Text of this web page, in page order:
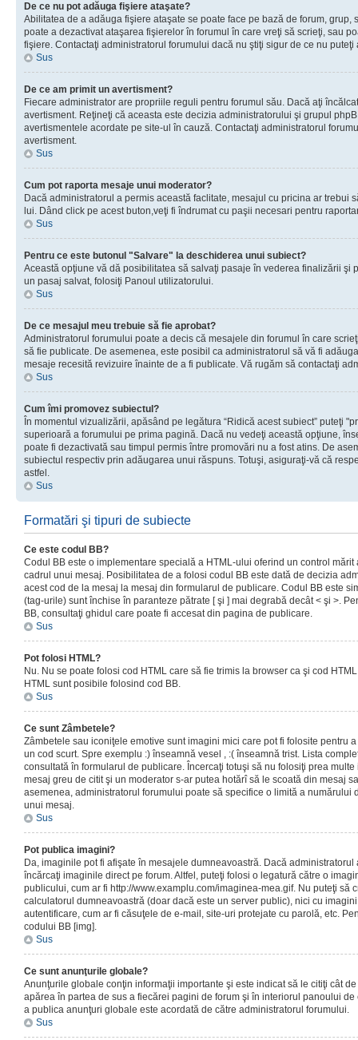
De ce nu pot adăuga fişiere ataşate?
Abilitatea de a adăuga fişiere ataşate se poate face pe bază de forum, grup,
poate a dezactivat ataşarea fişierelor în forumul în care vreţi să scrieţi, sau
fişiere. Contactaţi administratorul forumului dacă nu ştiţi sigur de ce nu
Sus
De ce am primit un avertisment?
Fiecare administrator are propriile reguli pentru forumul său. Dacă aţi
avertisment. Reţineţi că aceasta este decizia administratorului şi grupul
avertismentele acordate pe site-ul în cauză. Contactaţi administratorul
avertisment.
Sus
Cum pot raporta mesaje unui moderator?
Dacă administratorul a permis această faclitate, mesajul cu pricina ar trebui
lui. Dând click pe acest buton,veţi fi îndrumat cu paşii necesari pentru
Sus
Pentru ce este butonul "Salvare" la deschiderea unui subiect?
Această opţiune vă dă posibilitatea să salvaţi pasaje în vederea finalizării şi
un pasaj salvat, folosiţi Panoul utilizatorului.
Sus
De ce mesajul meu trebuie să fie aprobat?
Administratorul forumului poate a decis că mesajele din forumul în care
să fie publicate. De asemenea, este posibil ca administratorul să vă fi
mesaje recesită revizuire înainte de a fi publicate. Vă rugăm să contactaţi
Sus
Cum îmi promovez subiectul?
În momentul vizualizării, apăsând pe legătura “Ridică acest subiect” puteţi
superioară a forumului pe prima pagină. Dacă nu vedeţi această opţiune,
poate fi dezactivată sau timpul permis între promovări nu a fost atins. De
subiectul respectiv prin adăugarea unui răspuns. Totuşi, asiguraţi-vă că
astfel.
Sus
Formatări şi tipuri de subiecte
Ce este codul BB?
Codul BB este o implementare specială a HTML-ului oferind un control
cadrul unui mesaj. Posibilitatea de a folosi codul BB este dată de decizia
acest cod de la mesaj la mesaj din formularul de publicare. Codul BB este
(tag-urile) sunt închise în paranteze pătrate [ şi ] mai degrabă decât < şi >.
BB, consultaţi ghidul care poate fi accesat din pagina de publicare.
Sus
Pot folosi HTML?
Nu. Nu se poate folosi cod HTML care să fie trimis la browser ca şi cod
HTML sunt posibile folosind cod BB.
Sus
Ce sunt Zâmbetele?
Zâmbetele sau iconiţele emotive sunt imagini mici care pot fi folosite pentru
un cod scurt. Spre exemplu :) înseamnă vesel , :( înseamnă trist. Lista
consultată în formularul de publicare. Încercaţi totuşi să nu folosiţi prea
mesaj greu de citit şi un moderator s-ar putea hotărî să le scoată din mesaj
asemenea, administratorul forumului poate să specifice o limită a numărului
unui mesaj.
Sus
Pot publica imagini?
Da, imaginile pot fi afişate în mesajele dumneavoastră. Dacă
încărcaţi imaginile direct pe forum. Altfel, puteţi folosi o legatură către o
publicului, cum ar fi http://www.examplu.com/imaginea-mea.gif. Nu puteţi să
calculatorul dumneavoastră (doar dacă este un server public), nici cu
autentificare, cum ar fi căsuţele de e-mail, site-uri protejate cu parolă, etc.
codului BB [img].
Sus
Ce sunt anunţurile globale?
Anunţurile globale conţin informaţii importante şi este indicat să le citiţi cât
apărea în partea de sus a fiecărei pagini de forum şi în interiorul panoului
a publica anunţuri globale este acordată de către administratorul forumului.
Sus